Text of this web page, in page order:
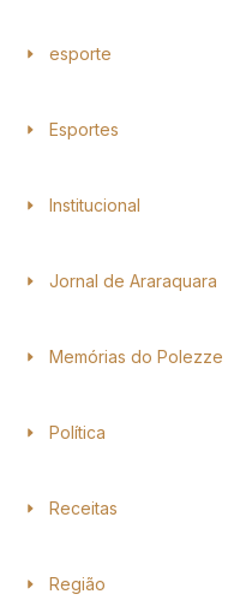
esporte
Esportes
Institucional
Jornal de Araraquara
Memórias do Polezze
Política
Receitas
Região